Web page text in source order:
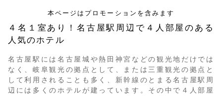
本ページはプロモーションを含みます
４名１室あり！名古屋駅周辺で４人部屋のある
人気のホテル
名古屋駅には名古屋城や熱田神宮などの観光地だけでは
なく、岐阜観光の拠点として、または三重観光の拠点と
して利用されることも多く、新幹線のとまる名古屋駅周
辺には多くのホテルが建っています。その中で４人部屋